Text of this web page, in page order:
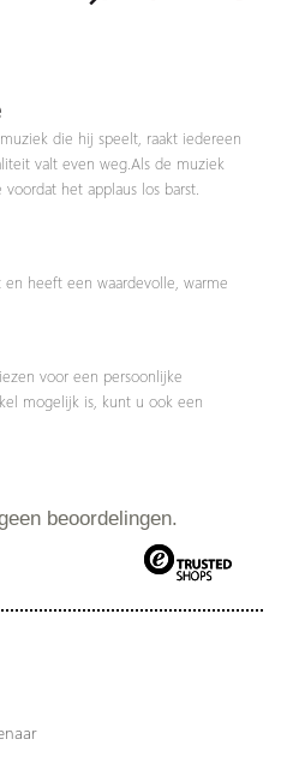
die hij speelt, raakt iedereen
valt even weg.Als de muziek
het applaus los barst.
heeft een waardevolle, warme
voor een persoonlijke
mogelijk is, kunt u ook een
beoordelingen.